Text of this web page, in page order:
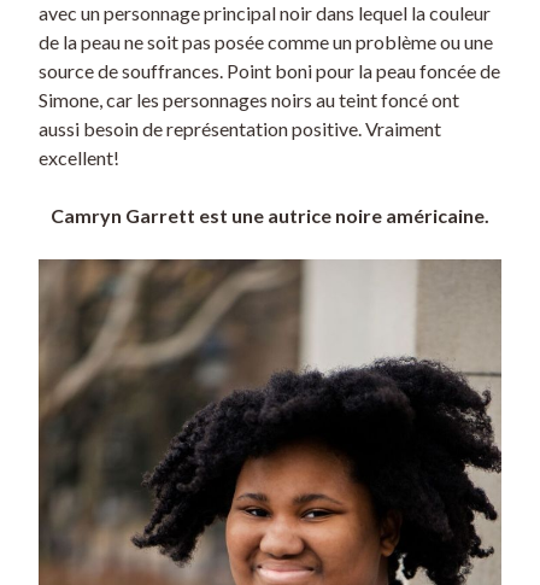
avec un personnage principal noir dans lequel la couleur
de la peau ne soit pas posée comme un problème ou une
source de souffrances. Point boni pour la peau foncée de
Simone, car les personnages noirs au teint foncé ont
aussi besoin de représentation positive. Vraiment
excellent!
Camryn Garrett est une autrice noire américaine.